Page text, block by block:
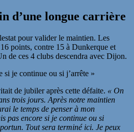
d’une longue carrière
pour valider le maintien. Les
points, contre 15 à Dunkerque et
de ces 4 clubs descendra avec Dijon.
si je continue ou si j’arrête »
de jubiler après cette défaite. « On
trois jours. Après notre maintien
le temps de penser à mon
pas encore si je continue ou si
Tout sera terminé ici. Je peux